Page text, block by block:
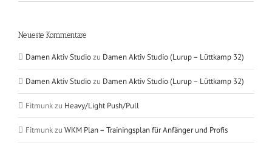
Neueste Kommentare
Damen Aktiv Studiozu Damen Aktiv Studio (Lurup – Lüttkamp 32)
Damen Aktiv Studiozu Damen Aktiv Studio (Lurup – Lüttkamp 32)
Fitmunkzu Heavy/Light Push/Pull
Fitmunkzu WKM Plan – Trainingsplan für Anfänger und Profis